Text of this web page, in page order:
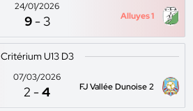
24/01/2026
9 - 3 Alluyes 1
Critérium U13 D3
07/03/2026
2 -4 FJ Vallée Dunoise 2